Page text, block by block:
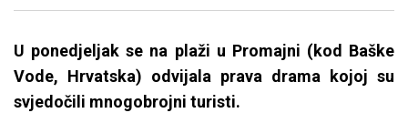
U ponedjeljak se na plaži u Promajni (kod Baške
Vode, Hrvatska) odvijala prava drama kojoj su
svjedočili mnogobrojni turisti.